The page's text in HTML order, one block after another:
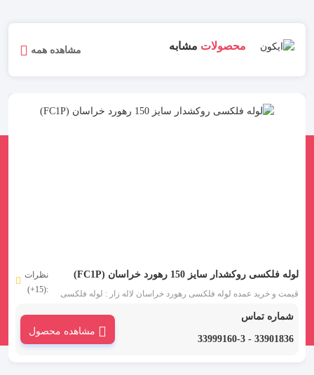
محصولات مشابه مشاهده همه
لوله فلکسی روکشدار سایز 150 رهورد خراسان (FC1P)
قیمت و خرید عمده لوله فلکسی رهورد خراسان لاله زار : لوله فلکسی
نظرات
:(15+)
شماره تماس
33901836 - 33999160-3
مشاهده محصول